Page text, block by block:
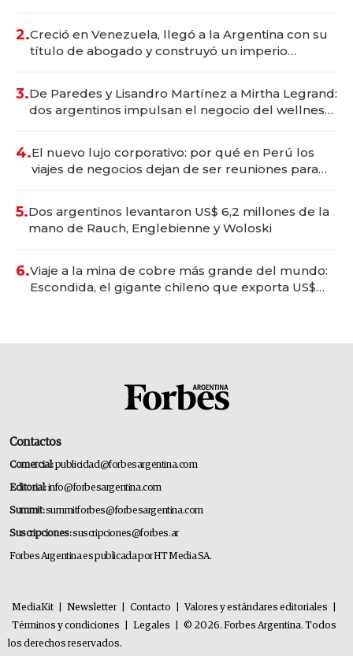
2.Creció en Venezuela, llegó a la Argentina con su
título de abogado y construyó un imperio
3.De Paredes y Lisandro Martínez a Mirtha Legrand:
dos argentinos impulsan el negocio del wellness
4.El nuevo lujo corporativo: por qué en Perú los
viajes de negocios dejan de ser reuniones para
5.Dos argentinos levantaron US$ 6,2 millones de la
mano de Rauch, Englebienne y Woloski
6.Viaje a la mina de cobre más grande del mundo:
Escondida, el gigante chileno que exporta US$
Contactos
Comercial:publicidad@forbesargentina.com
Editorial:info@forbesargentina.com
Summit:summitforbes@forbesargentina.com
Suscripciones:suscripciones@forbes.ar
Forbes Argentina es publicada por HT Media SA.
MediaKit Newsletter Contacto Valores y estándares editoriales
Términos y condiciones
Legales
© 2026. Forbes Argentina. Todos
los derechos reservados.